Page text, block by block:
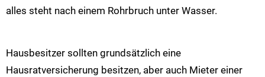
alles steht nach einem Rohrbruch unter Wasser.
Hausbesitzer sollten grundsätzlich eine
Hausratversicherung besitzen, aber auch Mieter einer